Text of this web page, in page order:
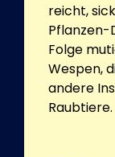
reicht,
Pflanzen-
Folge
Wespen,
andere
Raubtiere.